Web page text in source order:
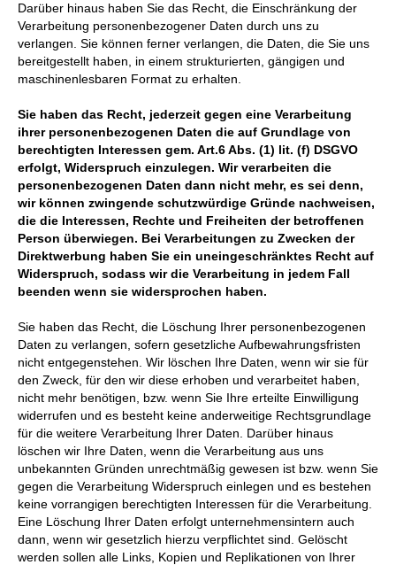
Darüber hinaus haben Sie das Recht, die Einschränkung der
Verarbeitung personenbezogener Daten durch uns zu
verlangen. Sie können ferner verlangen, die Daten, die Sie uns
bereitgestellt haben, in einem strukturierten, gängigen und
maschinenlesbaren Format zu erhalten.
Sie haben das Recht, jederzeit gegen eine Verarbeitung
ihrer personenbezogenen Daten die auf Grundlage von
berechtigten Interessen gem. Art.6 Abs. (1) lit. (f) DSGVO
erfolgt, Widerspruch einzulegen. Wir verarbeiten die
personenbezogenen Daten dann nicht mehr, es sei denn,
wir können zwingende schutzwürdige Gründe nachweisen,
die die Interessen, Rechte und Freiheiten der betroffenen
Person überwiegen. Bei Verarbeitungen zu Zwecken der
Direktwerbung haben Sie ein uneingeschränktes Recht auf
Widerspruch, sodass wir die Verarbeitung in jedem Fall
beenden wenn sie widersprochen haben.
Sie haben das Recht, die Löschung Ihrer personenbezogenen
Daten zu verlangen, sofern gesetzliche Aufbewahrungsfristen
nicht entgegenstehen. Wir löschen Ihre Daten, wenn wir sie für
den Zweck, für den wir diese erhoben und verarbeitet haben,
nicht mehr benötigen, bzw. wenn Sie Ihre erteilte Einwilligung
widerrufen und es besteht keine anderweitige Rechtsgrundlage
für die weitere Verarbeitung Ihrer Daten. Darüber hinaus
löschen wir Ihre Daten, wenn die Verarbeitung aus uns
unbekannten Gründen unrechtmäßig gewesen ist bzw. wenn Sie
gegen die Verarbeitung Widerspruch einlegen und es bestehen
keine vorrangigen berechtigten Interessen für die Verarbeitung.
Eine Löschung Ihrer Daten erfolgt unternehmensintern auch
dann, wenn wir gesetzlich hierzu verpflichtet sind. Gelöscht
werden sollen alle Links, Kopien und Replikationen von Ihrer